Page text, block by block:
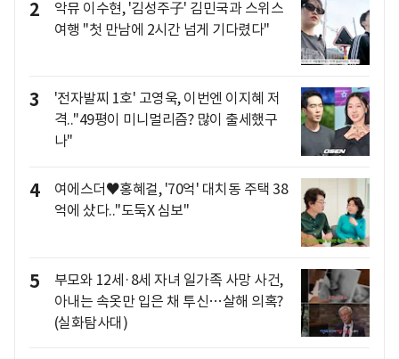
2
악뮤 이수현, '김성주子' 김민국과 스위스
여행 "첫 만남에 2시간 넘게 기다렸다"
3
'전자발찌 1호' 고영욱, 이번엔 이지혜 저
격.."49평이 미니멀리즘? 많이 출세했구
나"
4
여에스더♥홍혜걸, '70억' 대치동 주택 38
억에 샀다.."도둑X 심보"
5
부모와 12세·8세 자녀 일가족 사망 사건,
아내는 속옷만 입은 채 투신…살해 의혹?
(실화탐사대)